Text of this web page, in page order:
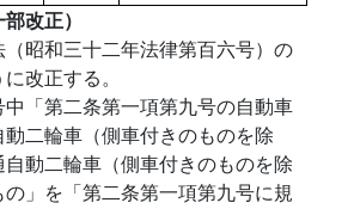
改正）
昭和三十二年法律第百六号）の
改正する。
「第二条第一項第九号の自動車
二輪車（側車付きのものを除
自動二輪車（側車付きのものを除
の」を「第二条第一項第九号に規